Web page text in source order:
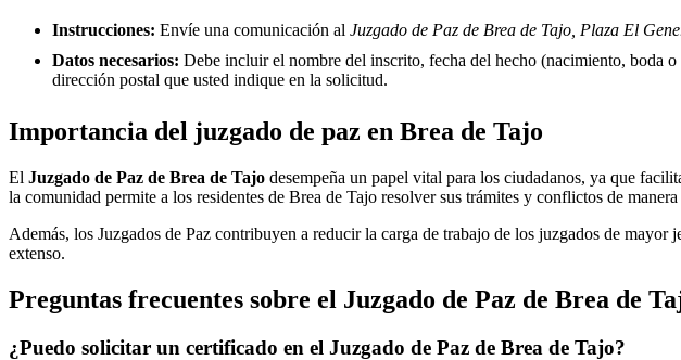
Instrucciones: Envíe una comunicación al Juzgado de Paz de Brea de Tajo, Plaza El
Datos necesarios: Debe incluir el nombre del inscrito, fecha del hecho (nacimiento, boda
dirección postal que usted indique en la solicitud.
Importancia del juzgado de paz en Brea de Tajo
El Juzgado de Paz de Brea de Tajo desempeña un papel vital para los ciudadanos, ya que
la comunidad permite a los residentes de Brea de Tajo resolver sus trámites y conflictos de
Además, los Juzgados de Paz contribuyen a reducir la carga de trabajo de los juzgados de
extenso.
Preguntas frecuentes sobre el Juzgado de Paz de Brea de
¿Puedo solicitar un certificado en el Juzgado de Paz de Brea de Tajo?